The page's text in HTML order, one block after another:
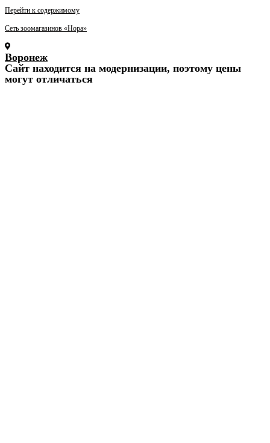
Перейти к содержимому
Сеть зоомагазинов «Нора»
Воронеж
Cайт находится на модернизации, поэтому цены
могут отличаться